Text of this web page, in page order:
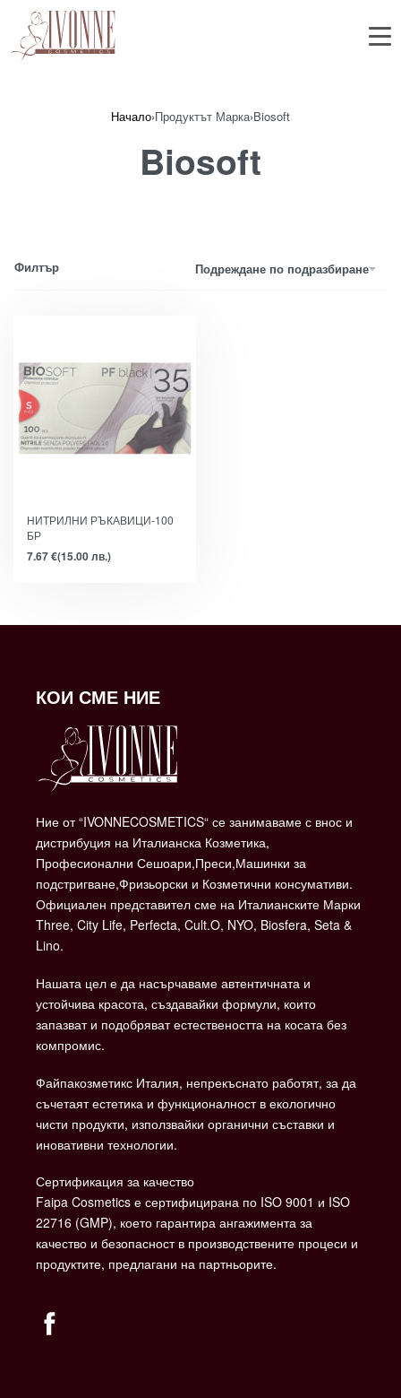
Начало›Продуктът Марка›Biosoft
Biosoft
Подреждане по подразбиране
Филтър
НИТРИЛНИ РЪКАВИЦИ-100
БР
7.67€(15.00 лв.)
КОИ СМЕ НИЕ
Ние от “IVONNECOSMETICS“ се занимаваме с внос и
дистрибуция на Италианска Козметика,
Професионални Сешоари,Преси,Машинки за
подстригване,Фризьорски и Козметични консумативи.
Официален представител сме на Италианските Марки
Three, City Life, Perfecta, Cult.O, NYO, Biosfera, Seta &
Lino.
Нашата цел е да насърчаваме автентичната и
устойчива красота, създавайки формули, които
запазват и подобряват естествеността на косата без
компромис.
Файпакозметикс Италия, непрекъснато работят, за да
съчетаят естетика и функционалност в екологично
чисти продукти, използвайки органични съставки и
иновативни технологии.
Сертификация за качество
Faipa Cosmetics е сертифицирана по ISO 9001 и ISO
22716 (GMP), което гарантира ангажимента за
качество и безопасност в производствените процеси и
продуктите, предлагани на партньорите.